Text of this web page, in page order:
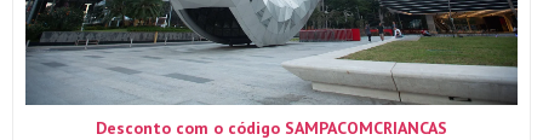
Desconto com o código SAMPACOMCRIANCAS